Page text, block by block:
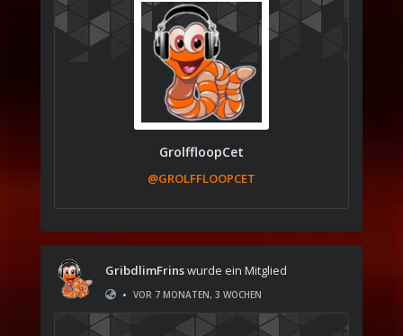
GrolffloopCet
@GROLFFLOOPCET
GribdlimFrinswurde ein Mitglied
• VOR 7 MONATEN, 3 WOCHEN